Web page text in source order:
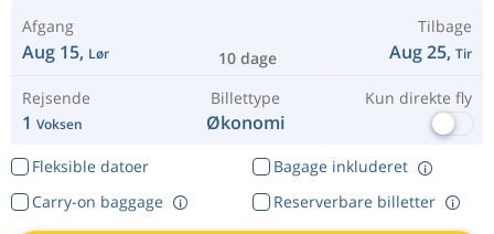
Afgang
Aug 15, Lør 10 dage
Tilbage
Aug 25, Tir
Rejsende
1 Voksen
Billettype
Økonomi
Kun direkte fly
Fleksible datoer
Bagage inkluderet
Reserverbare billetter
Carry-on baggage